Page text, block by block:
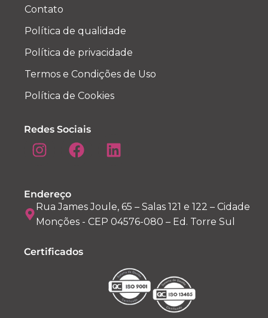
Contato
Política de qualidade
Política de privacidade
Termos e Condições de Uso
Política de Cookies
Redes Sociais
Endereço
Rua James Joule, 65 – Salas 121 e 122 – Cidade
Monções - CEP 04576-080 – Ed. Torre Sul
Certificados